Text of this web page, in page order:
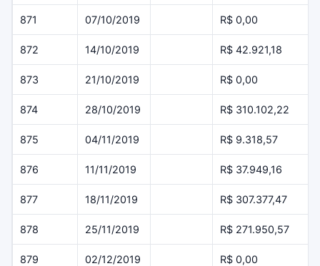
871 07/10/2019 R$ 0,00
872 14/10/2019 R$ 42.921,18
873 21/10/2019 R$ 0,00
874 28/10/2019 R$ 310.102,22
875 04/11/2019 R$ 9.318,57
876 11/11/2019 R$ 37.949,16
877 18/11/2019 R$ 307.377,47
878 25/11/2019 R$ 271.950,57
879 02/12/2019 R$ 0,00